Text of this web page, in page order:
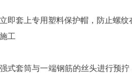
即套上专用塑料保护帽，防止螺
工
式套筒与一端钢筋的丝头进行预